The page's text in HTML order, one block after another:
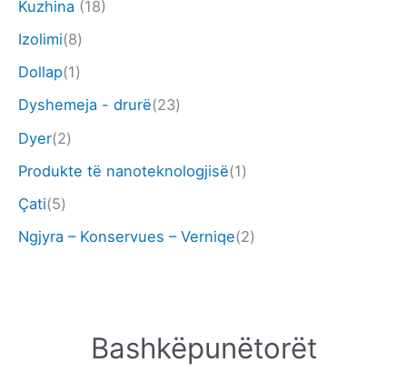
Kuzhina (18)
Izolimi(8)
Dollap(1)
Dyshemeja - drurë(23)
Dyer(2)
Produkte të nanoteknologjisë(1)
Çati(5)
Ngjyra – Konservues – Verniqe(2)
Bashkëpunëtorët